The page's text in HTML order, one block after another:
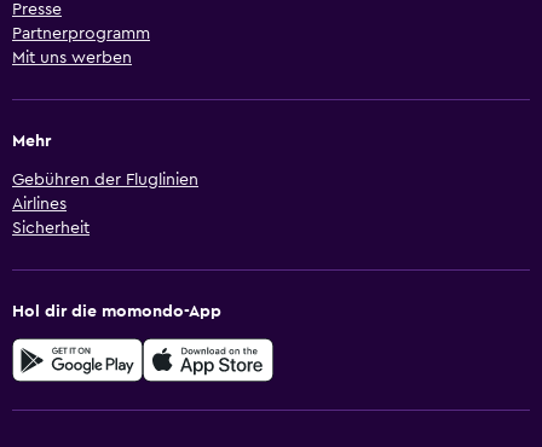
Presse
Partnerprogramm
Mit uns werben
Mehr
Gebühren der Fluglinien
Airlines
Sicherheit
Hol dir die momondo-App